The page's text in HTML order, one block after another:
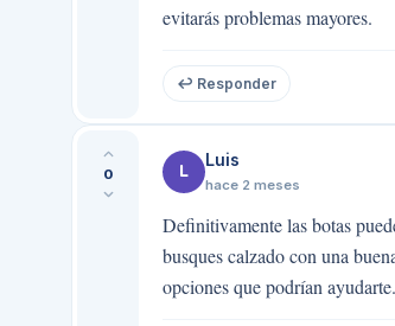
evitarás problemas mayores.
↩ Responder
0 L
Luis
hace 2 meses
Definitivamente las botas
busques calzado con una
opciones que podrían ayudarte.